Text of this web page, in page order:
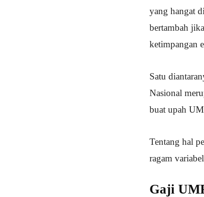
yang hangat
bertambah
ketimpangan
Satu
Nasional
buat upah
Tentang hal
ragam
Gaji